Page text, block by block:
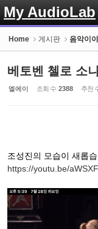
My AudioLab
Home 게시판 음악이야
베토벤 첼로 소
엘에이 조회 수 2388 추천
조성진의 모습이 새롭
https://youtu.be/